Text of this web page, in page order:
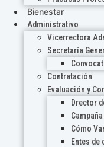
Bienestar
Administrativo
Vicerrectora
Secretaría
Contratación
Evaluación y
Drector
Cómo
Entes de